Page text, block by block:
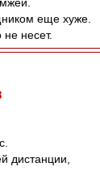
еще хуже.
несет.
дистанции,